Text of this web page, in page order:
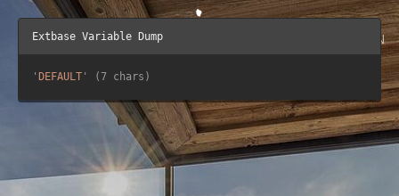
Extbase Variable Dump
' DEFAULT ' (7 chars)
Wohnen
Familienurlaub
Sommerurlaub
EN